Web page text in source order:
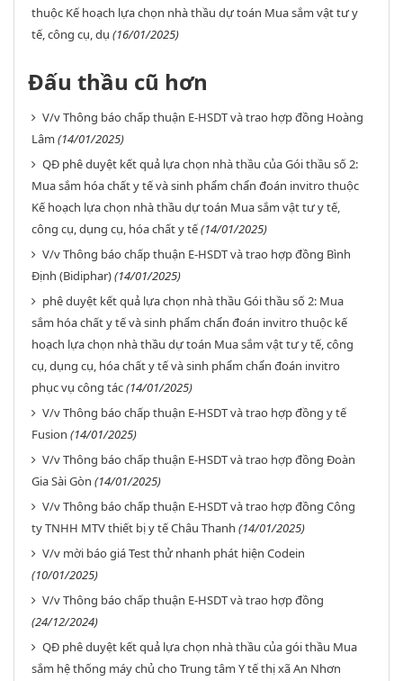
thuộc Kế hoạch lựa chọn nhà thầu dự toán Mua sắm vật tư y
tế, công cụ, dụ (16/01/2025)
Đấu thầu cũ hơn
V/v Thông báo chấp thuận E-HSDT và trao hợp đồng Hoàng
Lâm (14/01/2025)
QĐ phê duyệt kết quả lựa chọn nhà thầu của Gói thầu số 2:
Mua sắm hóa chất y tế và sinh phẩm chẩn đoán invitro thuộc
Kế hoạch lựa chọn nhà thầu dự toán Mua sắm vật tư y tế,
công cụ, dụng cụ, hóa chất y tế(14/01/2025)
V/v Thông báo chấp thuận E-HSDT và trao hợp đồng Bình
Định (Bidiphar)(14/01/2025)
phê duyệt kết quả lựa chọn nhà thầu Gói thầu số 2: Mua
sắm hóa chất y tế và sinh phẩm chẩn đoán invitro thuộc kế
hoạch lựa chọn nhà thầu dự toán Mua sắm vật tư y tế, công
cụ, dụng cụ, hóa chất y tế và sinh phẩm chẩn đoán invitro
phục vụ công tác(14/01/2025)
V/v Thông báo chấp thuận E-HSDT và trao hợp đồng y tế
Fusion (14/01/2025)
V/v Thông báo chấp thuận E-HSDT và trao hợp đồng Đoàn
Gia Sài Gòn (14/01/2025)
V/v Thông báo chấp thuận E-HSDT và trao hợp đồng Công
ty TNHH MTV thiết bị y tế Châu Thanh (14/01/2025)
V/v mời báo giá Test thử nhanh phát hiện Codein
(10/01/2025)
V/v Thông báo chấp thuận E-HSDT và trao hợp đồng
(24/12/2024)
QĐ phê duyệt kết quả lựa chọn nhà thầu của gói thầu Mua
sắm hệ thống máy chủ cho Trung tâm Y tế thị xã An Nhơn